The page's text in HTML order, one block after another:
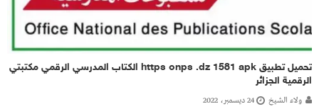
تحميل تطبيق https onps .dz 1581 apk الكتاب المدرسي الرقمي مكتبتي
الرقمية الجزائر
ولاء الشيخ 24 ديسمبر، 2022